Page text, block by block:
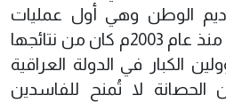
الوطن وهي أول عمليات
واسعة يشهدها العراق منذ عام 2003م كان من نتائجها
الكبار في الدولة العراقية
الحصانة لا تُمنح للفاسدين